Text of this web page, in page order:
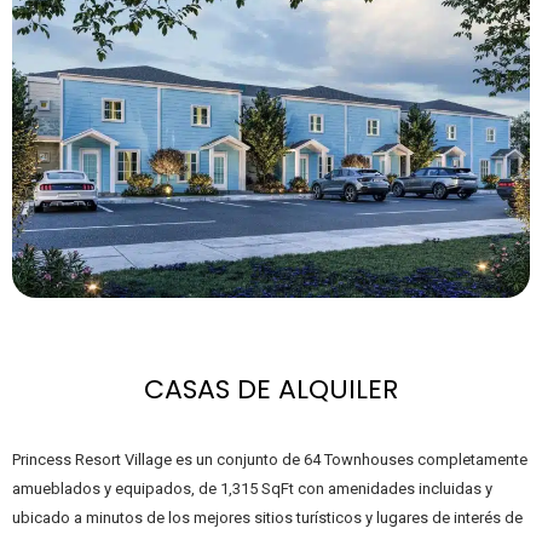
CASAS DE ALQUILER
Princess Resort Village es un conjunto de 64 Townhouses completamente
amueblados y equipados, de 1,315 SqFt con amenidades incluidas y
ubicado a minutos de los mejores sitios turísticos y lugares de interés de